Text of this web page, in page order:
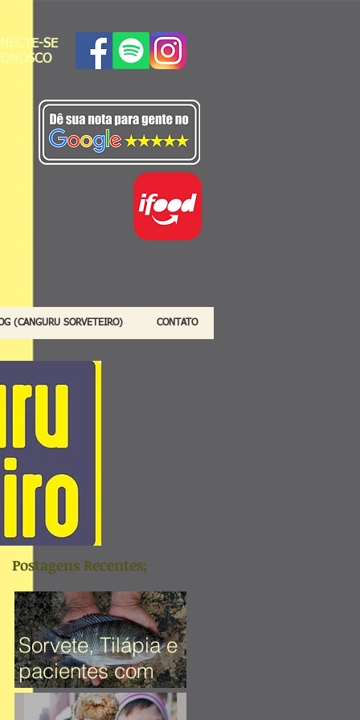
SE
Postagens Recentes;
Sorvete, Tilápia e
pacientes com
Cancer; o que
(CANGURU SORVETEIRO) CONTATO